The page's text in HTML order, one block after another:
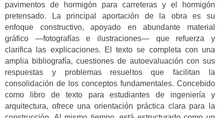
pavimentos de hormigón para carreteras y el hormigón
pretensado. La principal aportación de la obra es su
enfoque constructivo, apoyado en abundante material
gráfico —fotografías e ilustraciones— que refuerza y
clarifica las explicaciones. El texto se completa con una
amplia bibliografía, cuestiones de autoevaluación con sus
respuestas y problemas resueltos que facilitan la
consolidación de los conceptos fundamentales. Concebido
como libro de texto para estudiantes de ingeniería y
arquitectura, ofrece una orientación práctica clara para la